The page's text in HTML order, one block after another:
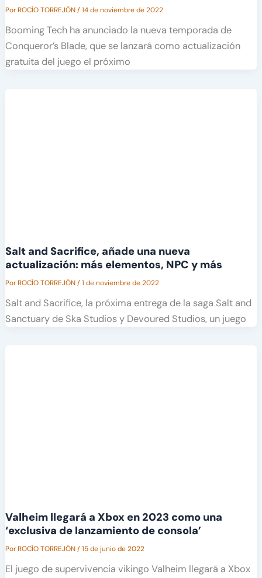
PorROCÍO TORREJÓN/14 de noviembre de 2022
Booming Tech ha anunciado la nueva temporada de
Conqueror’s Blade, que se lanzará como actualización
gratuita del juego el próximo
Salt and Sacrifice, añade una nueva
actualización: más elementos, NPC y más
PorROCÍO TORREJÓN/1 de noviembre de 2022
Salt and Sacrifice, la próxima entrega de la saga Salt and
Sanctuary de Ska Studios y Devoured Studios, un juego
Valheim llegará a Xbox en 2023 como una
‘exclusiva de lanzamiento de consola’
PorROCÍO TORREJÓN/15 de junio de 2022
El juego de supervivencia vikingo Valheim llegará a Xbox